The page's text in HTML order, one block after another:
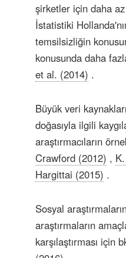
şirketler için daha az
İstatistiki
temsilsizliğin
konusunda daha
et al. (2014) .
Büyük veri
doğasıyla ilgili
araştırmacıların
Crawford (2012) ,
Hargittai (2015) .
Sosyal
araştırmaların
karşılaştırması için